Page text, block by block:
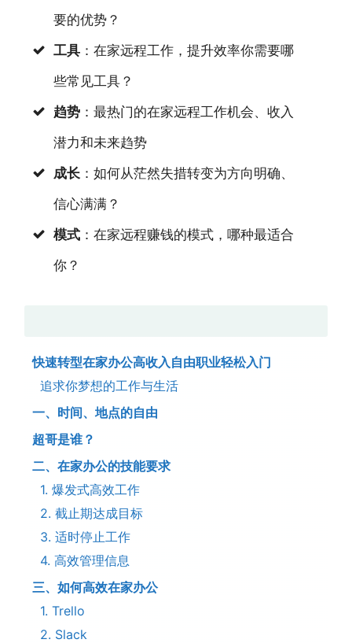
要的优势？
工具 ：在家远程工作，提升效率你需要哪
些常见工具？
趋势 ：最热门的在家远程工作机会、收入
潜力和未来趋势
成长 ：如何从茫然失措转变为方向明确、
信心满满？
模式 ：在家远程赚钱的模式，哪种最适合
你？
快速转型在家办公高收入自由职业轻松入门
追求你梦想的工作与生活
一、时间、地点的自由
超哥是谁？
二、在家办公的技能要求
1. 爆发式高效工作
2. 截止期达成目标
3. 适时停止工作
4. 高效管理信息
三、如何高效在家办公
1. Trello
2. Slack